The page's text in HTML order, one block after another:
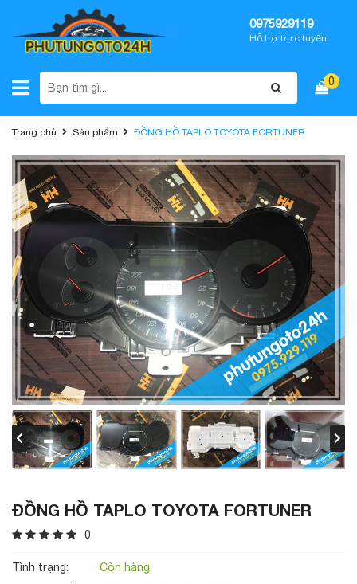
0975929119
Hỗ trợ trực tuyến
0
Trang chủ Sản phẩm ĐỒNG HỒ TAPLO TOYOTA FORTUNER
ĐỒNG HỒ TAPLO TOYOTA FORTUNER
0
Tình trạng:
Còn hàng